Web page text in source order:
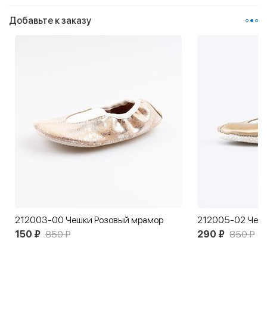
Добавьте к заказу
212003-00 Чешки Розовый мрамор
150 ₽ 850 ₽
212005-02
290 ₽ 850 ₽